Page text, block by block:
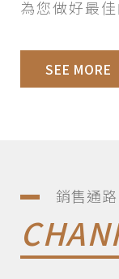
為您做好最
SEE MORE
銷售通路